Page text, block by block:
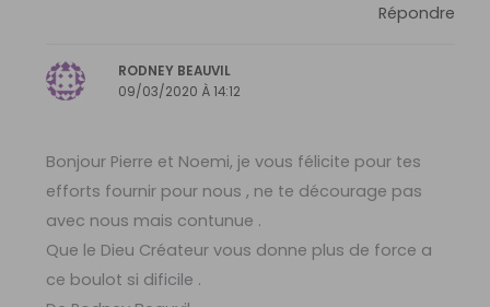
Répondre
RODNEY BEAUVIL
09/03/2020 À 14:12
Bonjour Pierre et Noemi, je vous félicite pour tes
efforts fournir pour nous , ne te décourage pas
avec nous mais contunue .
Que le Dieu Créateur vous donne plus de force a
ce boulot si dificile .